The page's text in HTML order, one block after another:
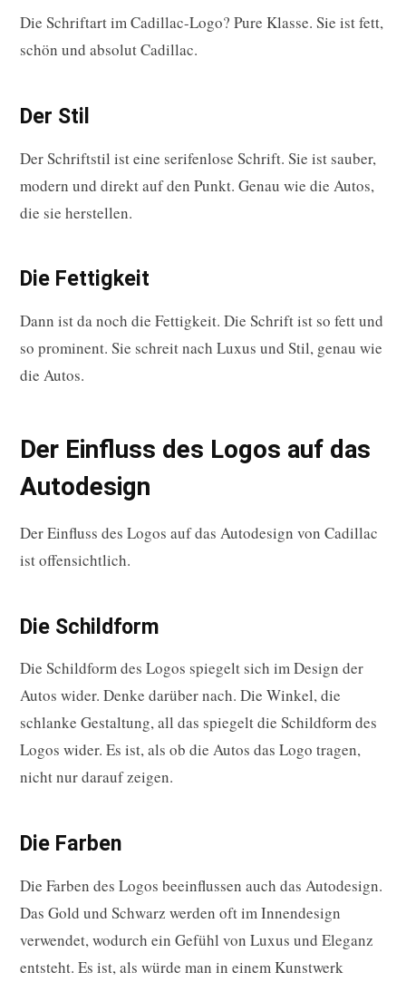
Die Schriftart im Cadillac-Logo? Pure Klasse. Sie ist fett,
schön und absolut Cadillac.
Der Stil
Der Schriftstil ist eine serifenlose Schrift. Sie ist sauber,
modern und direkt auf den Punkt. Genau wie die Autos,
die sie herstellen.
Die Fettigkeit
Dann ist da noch die Fettigkeit. Die Schrift ist so fett und
so prominent. Sie schreit nach Luxus und Stil, genau wie
die Autos.
Der Einfluss des Logos auf das
Autodesign
Der Einfluss des Logos auf das Autodesign von Cadillac
ist offensichtlich.
Die Schildform
Die Schildform des Logos spiegelt sich im Design der
Autos wider. Denke darüber nach. Die Winkel, die
schlanke Gestaltung, all das spiegelt die Schildform des
Logos wider. Es ist, als ob die Autos das Logo tragen,
nicht nur darauf zeigen.
Die Farben
Die Farben des Logos beeinflussen auch das Autodesign.
Das Gold und Schwarz werden oft im Innendesign
verwendet, wodurch ein Gefühl von Luxus und Eleganz
entsteht. Es ist, als würde man in einem Kunstwerk